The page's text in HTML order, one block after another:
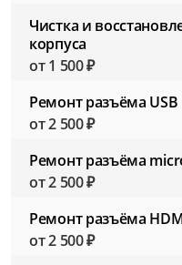
Чистка и
корпуса
от 1 500 ₽
Ремонт разъёма USB
от 2 500 ₽
Ремонт разъёма
от 2 500 ₽
Ремонт разъёма
от 2 500 ₽